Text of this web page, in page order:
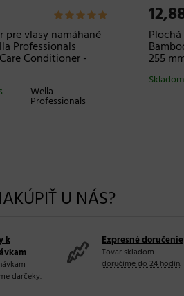
pre vlasy namáhané
Professionals
Conditioner -
Wella
Professionals
255
U NÁS?
k
darčeky.
Expresné doručenie
Tovar skladom
doručíme do 24 hodín.